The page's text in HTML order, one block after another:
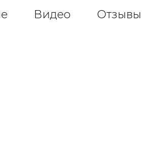
Видео Отзывы